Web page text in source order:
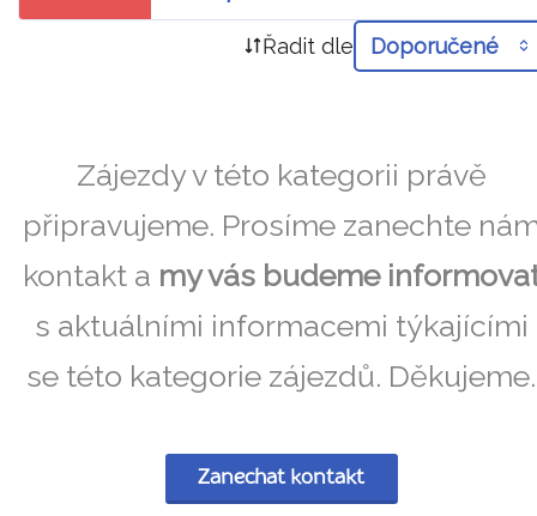
Řadit dle Doporučené
Zájezdy v této kategorii právě
připravujeme. Prosíme zanechte
kontakt a my vás budeme
s aktuálními informacemi týkajícími
se této kategorie zájezdů. Děkujeme.
Zanechat kontakt